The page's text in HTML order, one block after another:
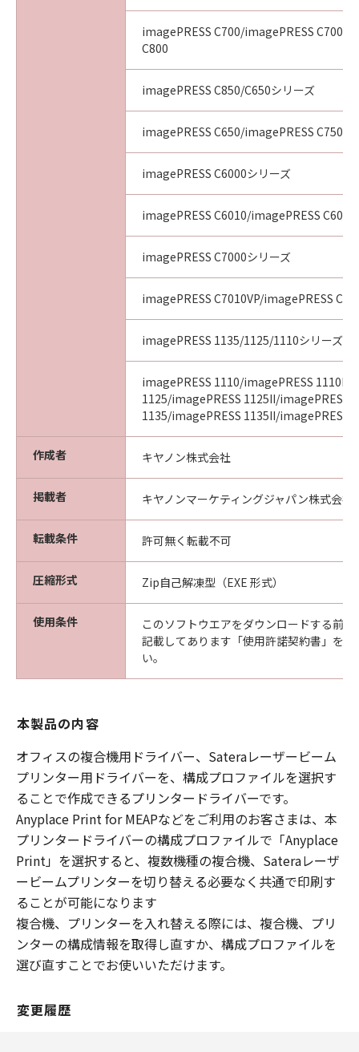
imagePRESS C700/imagePRESS C700L/
C800
imagePRESS C850/C650シリーズ
imagePRESS C650/imagePRESS C750/
imagePRESS C6000シリーズ
imagePRESS C6010/imagePRESS C6011
imagePRESS C7000シリーズ
imagePRESS C7010VP/imagePRESS
imagePRESS 1135/1125/1110シリーズ
imagePRESS 1110/imagePRESS 1110II/
1125/imagePRESS 1125II/imagePRESS
1135/imagePRESS 1135II/imagePRESS
作成者 キヤノン株式会社
掲載者 キヤノンマーケティングジャパン株式会社
転載条件 許可無く転載不可
圧縮形式 Zip自己解凍型（EXE 形式）
使用条件
このソフトウエアをダウンロードする前
記載してあります「使用許諾契約書」を
い。
本製品の内容
オフィスの複合機用ドライバー、Sateraレーザービーム
プリンター用ドライバーを、構成プロファイルを選択す
ることで作成できるプリンタードライバーです。
Anyplace Print for MEAPなどをご利用のお客さまは、本
プリンタードライバーの構成プロファイルで「Anyplace
Print」を選択すると、複数機種の複合機、Sateraレーザ
ービームプリンターを切り替える必要なく共通で印刷す
ることが可能になります
複合機、プリンターを入れ替える際には、複合機、プリ
ンターの構成情報を取得し直すか、構成プロファイルを
選び直すことでお使いいただけます。
変更履歴